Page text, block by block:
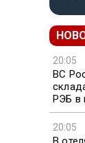
20:05
ВС
РЭБ в
20:05